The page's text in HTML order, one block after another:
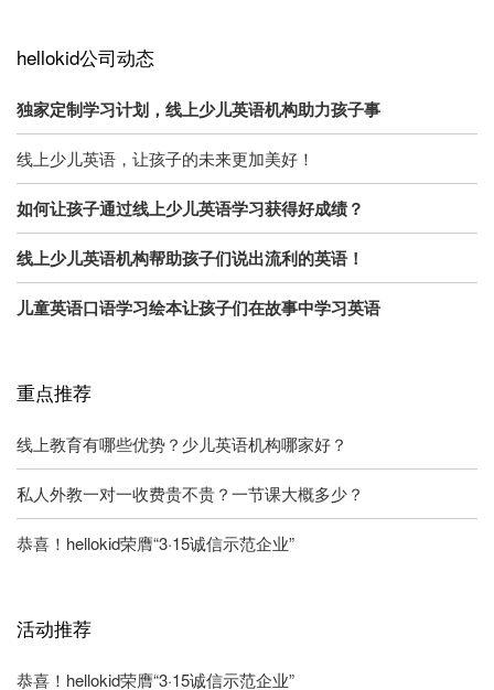
hellokid公司动态
独家定制学习计划，线上少儿英语机构助力孩子事
线上少儿英语，让孩子的未来更加美好！
如何让孩子通过线上少儿英语学习获得好成绩？
线上少儿英语机构帮助孩子们说出流利的英语！
儿童英语口语学习绘本让孩子们在故事中学习英语
重点推荐
线上教育有哪些优势？少儿英语机构哪家好？
私人外教一对一收费贵不贵？一节课大概多少？
恭喜！hellokid荣膺“3·15诚信示范企业”
活动推荐
恭喜！hellokid荣膺“3·15诚信示范企业”